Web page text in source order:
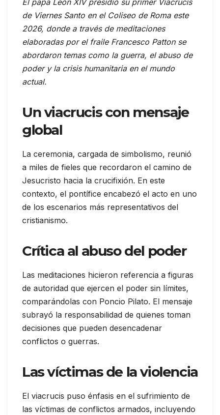
El papa León XIV presidió su primer Viacrucis
de Viernes Santo en el Coliseo de Roma este
2026, donde a través de meditaciones
elaboradas por el fraile Francesco Patton se
abordaron temas como la guerra, el abuso de
poder y la crisis humanitaria en el mundo
actual.
Un viacrucis con mensaje
global
La ceremonia, cargada de simbolismo, reunió
a miles de fieles que recordaron el camino de
Jesucristo hacia la crucifixión. En este
contexto, el pontífice encabezó el acto en uno
de los escenarios más representativos del
cristianismo.
Crítica al abuso del poder
Las meditaciones hicieron referencia a figuras
de autoridad que ejercen el poder sin límites,
comparándolas con Poncio Pilato. El mensaje
subrayó la responsabilidad de quienes toman
decisiones que pueden desencadenar
conflictos o guerras.
Las víctimas de la violencia
El viacrucis puso énfasis en el sufrimiento de
las víctimas de conflictos armados, incluyendo